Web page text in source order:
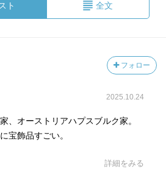
ト 全文
フォロー
2025.10.24
、オーストリアハプスブルク家。
宝飾品すごい。
詳細をみる